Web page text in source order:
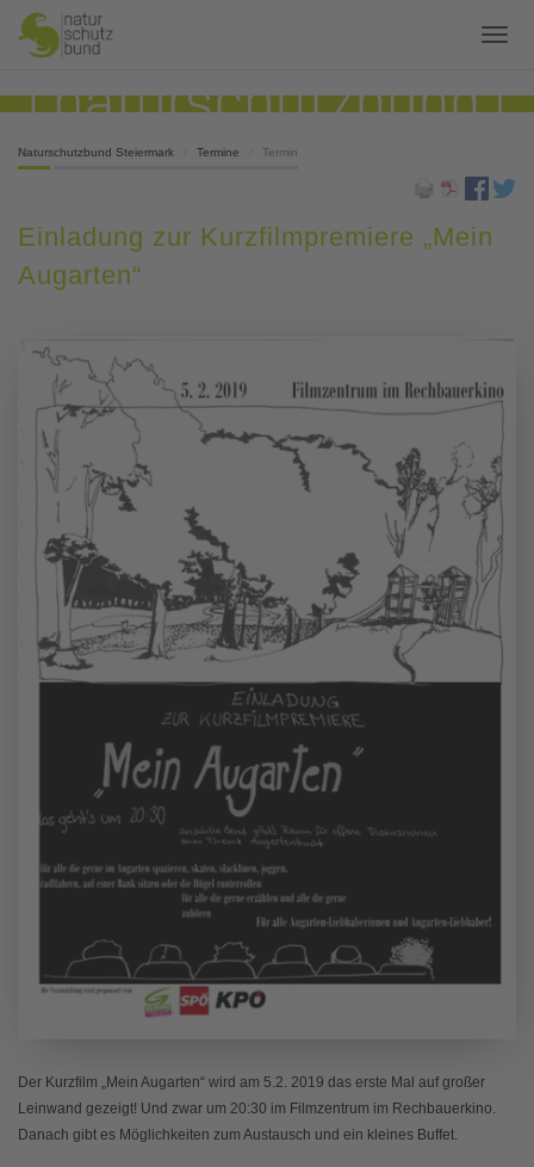
Naturschutzbund Steiermark Termine Termin
Einladung zur Kurzfilmpremiere „Mein
Augarten“
Der Kurzfilm „Mein Augarten“ wird am 5.2. 2019 das erste Mal auf großer
Leinwand gezeigt! Und zwar um 20:30 im Filmzentrum im Rechbauerkino.
Danach gibt es Möglichkeiten zum Austausch und ein kleines Buffet.